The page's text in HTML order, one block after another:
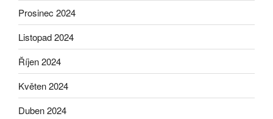
Prosinec 2024
Listopad 2024
Říjen 2024
Květen 2024
Duben 2024